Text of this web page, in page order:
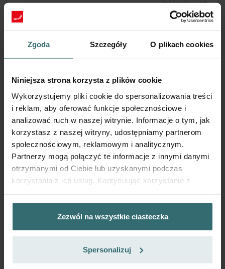
Zgoda Szczegóły O plikach cookies
Niniejsza strona korzysta z plików cookie
Wykorzystujemy pliki cookie do spersonalizowania treści
i reklam, aby oferować funkcje społecznościowe i
analizować ruch w naszej witrynie. Informacje o tym, jak
korzystasz z naszej witryny, udostępniamy partnerom
społecznościowym, reklamowym i analitycznym.
Partnerzy mogą połączyć te informacje z innymi danymi
otrzymanymi od Ciebie lub uzyskanymi podczas
korzystania z ich usług. Kontynuując korzystanie z
Datenschutzerklärung der Zehnder Group
Zehnder Group België nv/sa: Déclarations de confidentialité
Zehnder Group Czech Republic s.r.o.: Zásady ochrany
Zezwól na wszystkie ciasteczka
Spersonalizuj
bez kosztów wysyłki
Dostań swój produkt z 15% rabatem
Subskrybuj oraz ponawiaj zamówienia automatycznie i
cyklicznie! (Oferta wyłącznie dla klientów indywidualnych)
PLN
214.83 252.74
bez kosztów wysyłki
Subskrybuj